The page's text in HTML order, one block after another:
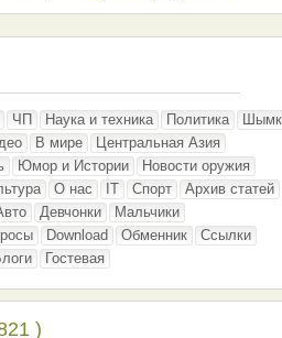
ЧП Наука и техника Политика
В мире
Центральная Азия
Юмор и Истории
Новости оружия
О нас IT Спорт
Архив статей
Девчонки
Мальчики
Download Обменник
Ссылки
Гостевая
)